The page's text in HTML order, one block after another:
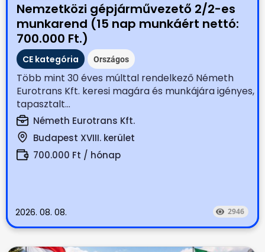
Nemzetközi gépjárművezető 2/2-es
munkarend (15 nap munkáért nettó:
700.000 Ft.)
CE kategória Országos
Több mint 30 éves múlttal rendelkező Németh
Eurotrans Kft. keresi magára és munkájára igényes,
tapasztalt...
Németh Eurotrans Kft.
Budapest XVIII. kerület
700.000 Ft / hónap
2026. 08. 08. 2946